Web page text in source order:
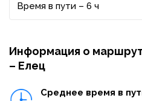
Время в пути – 6 ч
Информация о
– Елец
Среднее время в